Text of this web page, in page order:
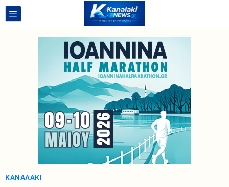
ΚΑΝΑΛΆΚΙ